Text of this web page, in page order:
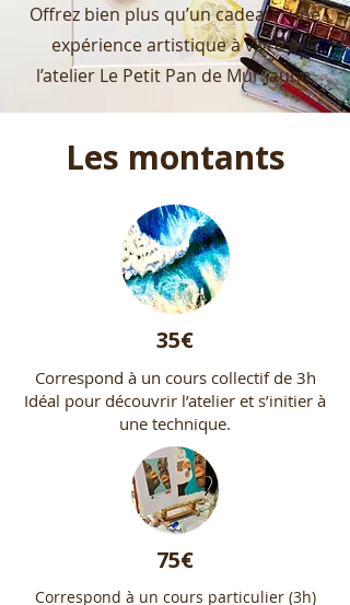
Offrez bien plus qu’un cadeau : une
expérience artistique à vivre à
l’atelier Le Petit Pan de Mur Jaune.
Les montants
35€
Correspond à un cours collectif de 3h
Idéal pour découvrir l’atelier et s’initier à
une technique.
75€
Correspond à un cours particulier (3h)